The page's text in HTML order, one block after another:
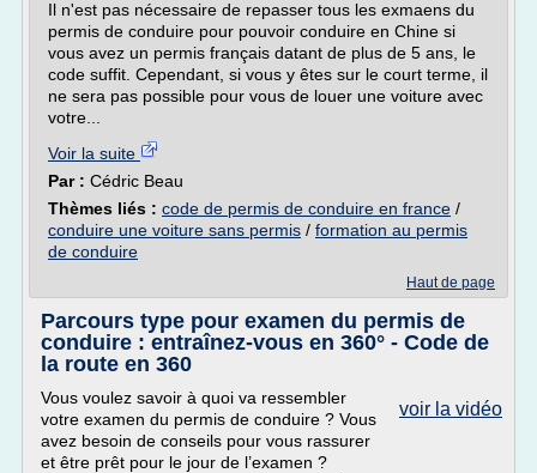
Il n'est pas nécessaire de repasser tous les exmaens du
permis de conduire pour pouvoir conduire en Chine si
vous avez un permis français datant de plus de 5 ans, le
code suffit. Cependant, si vous y êtes sur le court terme, il
ne sera pas possible pour vous de louer une voiture avec
votre...
Voir la suite
Par : Cédric Beau
Thèmes liés : code de permis de conduire en france /
conduire une voiture sans permis / formation au permis
de conduire
Haut de page
Parcours type pour examen du permis de
conduire : entraînez-vous en 360° - Code de
la route en 360
voir la vidéo
Vous voulez savoir à quoi va ressembler
votre examen du permis de conduire ? Vous
avez besoin de conseils pour vous rassurer
et être prêt pour le jour de l’examen ?